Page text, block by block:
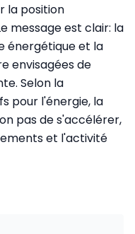
la position
message est clair: la
énergétique et la
envisagées de
Selon la
pour l'énergie, la
pas de s'accélérer,
et l'activité